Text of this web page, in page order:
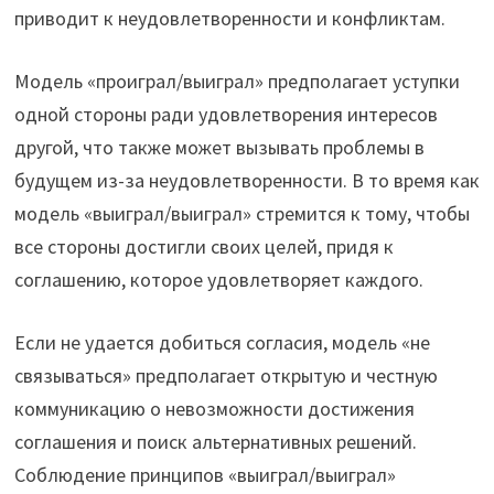
приводит к неудовлетворенности и конфликтам.
Модель «проиграл/выиграл» предполагает уступки
одной стороны ради удовлетворения интересов
другой, что также может вызывать проблемы в
будущем из-за неудовлетворенности. В то время как
модель «выиграл/выиграл» стремится к тому, чтобы
все стороны достигли своих целей, придя к
соглашению, которое удовлетворяет каждого.
Если не удается добиться согласия, модель «не
связываться» предполагает открытую и честную
коммуникацию о невозможности достижения
соглашения и поиск альтернативных решений.
Соблюдение принципов «выиграл/выиграл»